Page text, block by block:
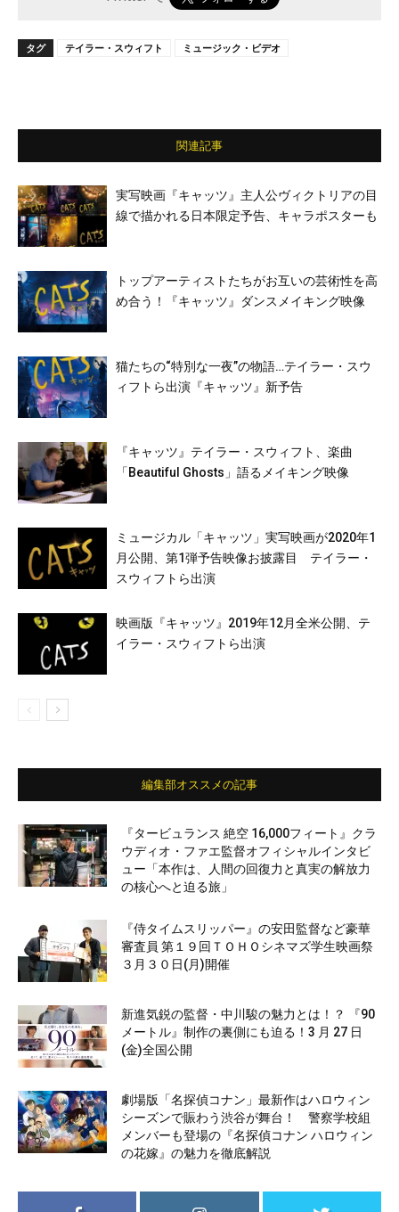
タグ テイラー・スウィフト ミュージック・ビデオ
関連記事
実写映画『キャッツ』主人公ヴィクトリアの目
線で描かれる日本限定予告、キャラポスターも
トップアーティストたちがお互いの芸術性を高
め合う！『キャッツ』ダンスメイキング映像
猫たちの“特別な一夜”の物語…テイラー・スウ
ィフトら出演『キャッツ』新予告
『キャッツ』テイラー・スウィフト、楽曲
「Beautiful Ghosts」語るメイキング映像
ミュージカル「キャッツ」実写映画が2020年1
月公開、第1弾予告映像お披露目 テイラー・
スウィフトら出演
映画版『キャッツ』2019年12月全米公開、テ
イラー・スウィフトら出演
編集部オススメの記事
『タービュランス 絶空 16,000フィート』クラ
ウディオ・ファエ監督オフィシャルインタビ
ュー「本作は、人間の回復力と真実の解放力
の核心へと迫る旅」
『侍タイムスリッパー』の安田監督など豪華
審査員 第１９回ＴＯＨＯシネマズ学生映画祭
３月３０日(月)開催
新進気鋭の監督・中川駿の魅力とは！？ 『90
メートル』制作の裏側にも迫る！3 月 27 日
(金)全国公開
劇場版「名探偵コナン」最新作はハロウィン
シーズンで賑わう渋谷が舞台！ 警察学校組
メンバーも登場の『名探偵コナン ハロウィン
の花嫁』の魅力を徹底解説